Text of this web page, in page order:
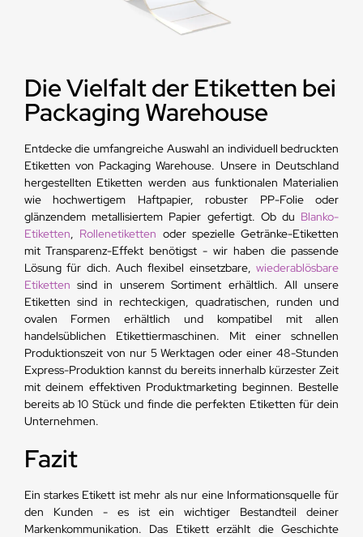
Die Vielfalt der Etiketten bei
Packaging Warehouse
Entdecke die umfangreiche Auswahl an individuell bedruckten
Etiketten von Packaging Warehouse. Unsere in Deutschland
hergestellten Etiketten werden aus funktionalen Materialien
wie hochwertigem Haftpapier, robuster PP-Folie oder
glänzendem metallisiertem Papier gefertigt. Ob du Blanko-
Etiketten, Rollenetiketten oder spezielle Getränke-Etiketten
mit Transparenz-Effekt benötigst - wir haben die passende
Lösung für dich. Auch flexibel einsetzbare,wiederablösbare
Etiketten sind in unserem Sortiment erhältlich. All unsere
Etiketten sind in rechteckigen, quadratischen, runden und
ovalen Formen erhältlich und kompatibel mit allen
handelsüblichen Etikettiermaschinen. Mit einer schnellen
Produktionszeit von nur 5 Werktagen oder einer 48-Stunden
Express-Produktion kannst du bereits innerhalb kürzester Zeit
mit deinem effektiven Produktmarketing beginnen. Bestelle
bereits ab 10 Stück und finde die perfekten Etiketten für dein
Unternehmen.
Fazit
Ein starkes Etikett ist mehr als nur eine Informationsquelle für
den Kunden - es ist ein wichtiger Bestandteil deiner
Markenkommunikation. Das Etikett erzählt die Geschichte